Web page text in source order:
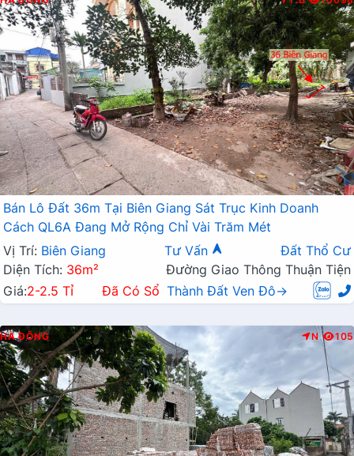
Bán Lô Đất 36m Tại Biên Giang Sát Trục Kinh Doanh
Cách QL6A Đang Mở Rộng Chỉ Vài Trăm Mét
Vị Trí: Biên Giang Tư Vấn
Đất Thổ Cư
Diện Tích: 36m²
Đường Giao Thông Thuận Tiện
Giá:2-2.5 Tỉ Đã Có Sổ Thành Đất Ven Đô→
HÀ ĐÔNG N 105